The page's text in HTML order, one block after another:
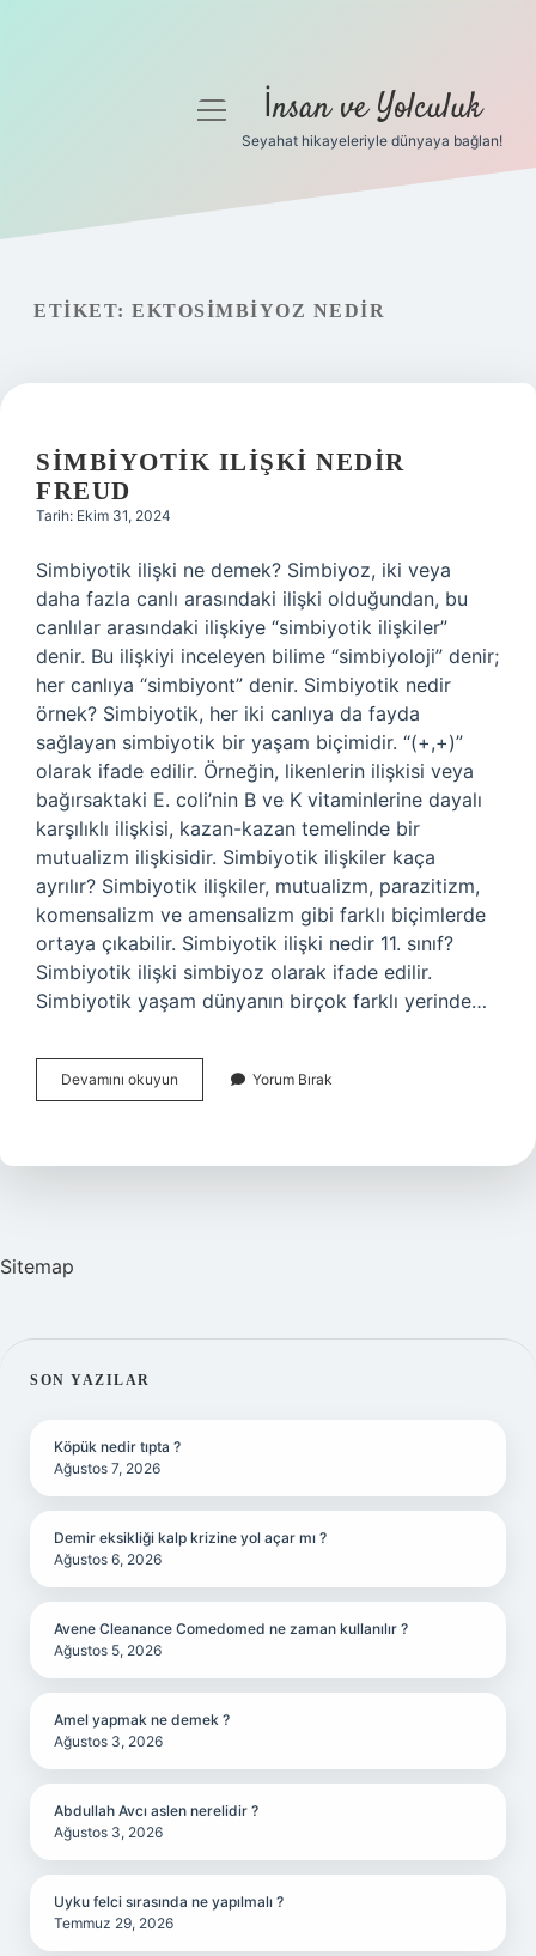
Gizlilik Politikası
menüyü İnsan ve Yolculuk
Seyahat hikayeleriyle dünyaya bağlan!
ETIKET: EKTOSIMBIYOZ NEDIR
SIMBIYOTIK ILIŞKI NEDIR
FREUD
Tarih: Ekim 31, 2024
Simbiyotik ilişki ne demek? Simbiyoz, iki veya
daha fazla canlı arasındaki ilişki olduğundan, bu
canlılar arasındaki ilişkiye “simbiyotik ilişkiler”
denir. Bu ilişkiyi inceleyen bilime “simbiyoloji” denir;
her canlıya “simbiyont” denir. Simbiyotik nedir
örnek? Simbiyotik, her iki canlıya da fayda
sağlayan simbiyotik bir yaşam biçimidir. “(+,+)”
olarak ifade edilir. Örneğin, likenlerin ilişkisi veya
bağırsaktaki E. coli’nin B ve K vitaminlerine dayalı
karşılıklı ilişkisi, kazan-kazan temelinde bir
mutualizm ilişkisidir. Simbiyotik ilişkiler kaça
ayrılır? Simbiyotik ilişkiler, mutualizm, parazitizm,
komensalizm ve amensalizm gibi farklı biçimlerde
ortaya çıkabilir. Simbiyotik ilişki nedir 11. sınıf?
Simbiyotik ilişki simbiyoz olarak ifade edilir.
Simbiyotik yaşam dünyanın birçok farklı yerinde…
Devamını okuyun Simbiyotik
Ilişki
Yorum Bırak
Sitemap
SIDEBAR
SON YAZILAR
Köpük nedir tıpta ?
Ağustos 7, 2026
Demir eksikliği kalp krizine yol açar mı ?
Ağustos 6, 2026
Avene Cleanance Comedomed ne zaman kullanılır ?
Ağustos 5, 2026
Amel yapmak ne demek ?
Ağustos 3, 2026
Abdullah Avcı aslen nerelidir ?
Ağustos 3, 2026
Uyku felci sırasında ne yapılmalı ?
Temmuz 29, 2026